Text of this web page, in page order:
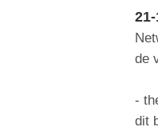
de
-
dit